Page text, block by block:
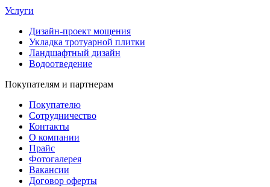
Услуги
Дизайн-проект мощения
Укладка тротуарной плитки
Ландшафтный дизайн
Водоотведение
Покупателям и партнерам
Покупателю
Сотрудничество
Контакты
О компании
Прайс
Фотогалерея
Вакансии
Договор оферты